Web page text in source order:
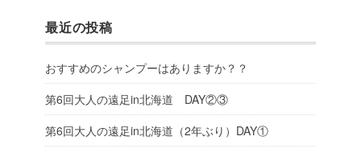
最近の投稿
おすすめのシャンプーはありますか？？
第6回大人の遠足in北海道 DAY②③
第6回大人の遠足in北海道（2年ぶり）DAY①